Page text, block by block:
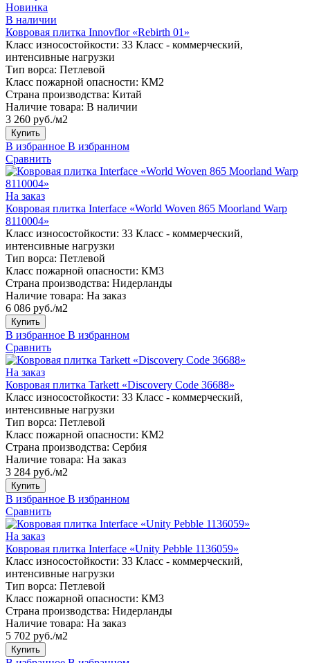
Новинка
В наличии
Ковровая плитка Innovflor «Rebirth 01»
Класс износостойкости: 33 Класс - коммерческий,
интенсивные нагрузки
Тип ворса: Петлевой
Класс пожарной опасности: КМ2
Страна производства: Китай
Наличие товара: В наличии
3 260 руб./м2
Купить
В избранное В избранном
Сравнить
На заказ
Ковровая плитка Interface «World Woven 865 Moorland Warp
8110004»
Класс износостойкости: 33 Класс - коммерческий,
интенсивные нагрузки
Тип ворса: Петлевой
Класс пожарной опасности: КМ3
Страна производства: Нидерланды
Наличие товара: На заказ
6 086 руб./м2
Купить
В избранное В избранном
Сравнить
На заказ
Ковровая плитка Tarkett «Discovery Code 36688»
Класс износостойкости: 33 Класс - коммерческий,
интенсивные нагрузки
Тип ворса: Петлевой
Класс пожарной опасности: КМ2
Страна производства: Сербия
Наличие товара: На заказ
3 284 руб./м2
Купить
В избранное В избранном
Сравнить
На заказ
Ковровая плитка Interface «Unity Pebble 1136059»
Класс износостойкости: 33 Класс - коммерческий,
интенсивные нагрузки
Тип ворса: Петлевой
Класс пожарной опасности: КМ3
Страна производства: Нидерланды
Наличие товара: На заказ
5 702 руб./м2
Купить